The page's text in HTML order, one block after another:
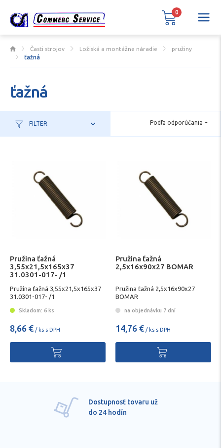
Časti strojov Ložiská a montážne náradie
pružiny
ťažná
ťažná
FILTER Podľa odporúčania
Pružina ťažná
3,55x21,5x165x37
31.0301-017- /1
Pružina ťažná 3,55x21,5x165x37
31.0301-017- /1
Skladom: 6 ks
8,66 € / ks s DPH
Pružina ťažná
2,5x16x90x27 BOMAR
Pružina ťažná 2,5x16x90x27
BOMAR
na objednávku 7 dní
14,76 € / ks s DPH
Dostupnosť tovaru už
do 24 hodín
0